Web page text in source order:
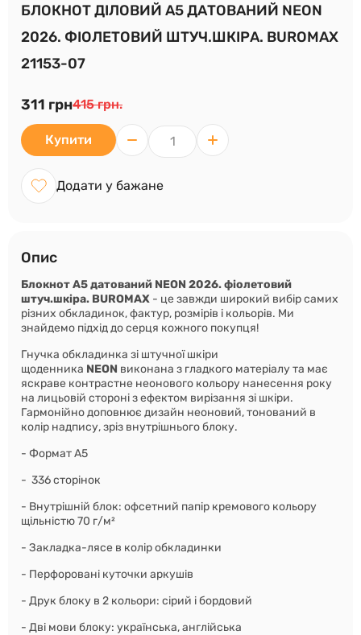
БЛОКНОТ ДІЛОВИЙ А5 ДАТОВАНИЙ NEON
2026. ФІОЛЕТОВИЙ ШТУЧ.ШКІРА. BUROMAX
21153-07
311 грн415 грн.
Купити
Додати у бажане
Опис
Блокнот А5 датований NEON 2026. фіолетовий
штуч.шкіра. BUROMAX - це завжди широкий вибір самих
різних обкладинок, фактур, розмірів і кольорів. Ми
знайдемо підхід до серця кожного покупця!
Гнучка обкладинка зі штучної шкіри
щоденника NEON виконана з гладкого матеріалу та має
яскраве контрастне неонового кольору нанесення року
на лицьовій стороні з ефектом вирізання зі шкіри.
Гармонійно доповнює дизайн неоновий, тонований в
колір надпису, зріз внутрішнього блоку.
- Формат А5
- 336 сторінок
- Внутрішній блок: офсетний папір кремового кольору
щільністю 70 г/м²
- Закладка-лясе в колір обкладинки
- Перфоровані куточки аркушів
- Друк блоку в 2 кольори: сірий і бордовий
- Дві мови блоку: українська, англійська